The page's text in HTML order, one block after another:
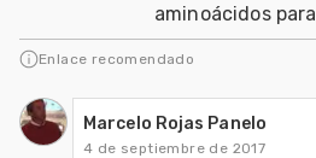
aminoácidos
de
Veterinaria
Enlace recomendado
Marcelo Rojas Panelo
4 de septiembre de 2017